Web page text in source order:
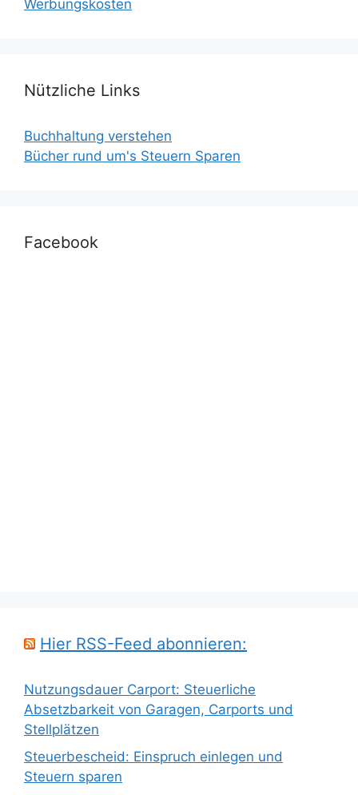
Werbungskosten
Nützliche Links
Buchhaltung verstehen
Bücher rund um's Steuern Sparen
Facebook
Hier RSS-Feed abonnieren:
Nutzungsdauer Carport: Steuerliche
Absetzbarkeit von Garagen, Carports und
Stellplätzen
Steuerbescheid: Einspruch einlegen und
Steuern sparen